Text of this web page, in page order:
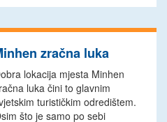
zračna luka
lokacija mjesta Minhen
luka čini to glavnim
turističkim odredištem.
što je samo po sebi